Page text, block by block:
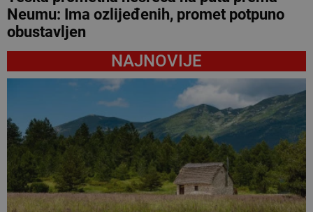
Neumu: Ima ozlijeđenih, promet potpuno
obustavljen
NAJNOVIJE